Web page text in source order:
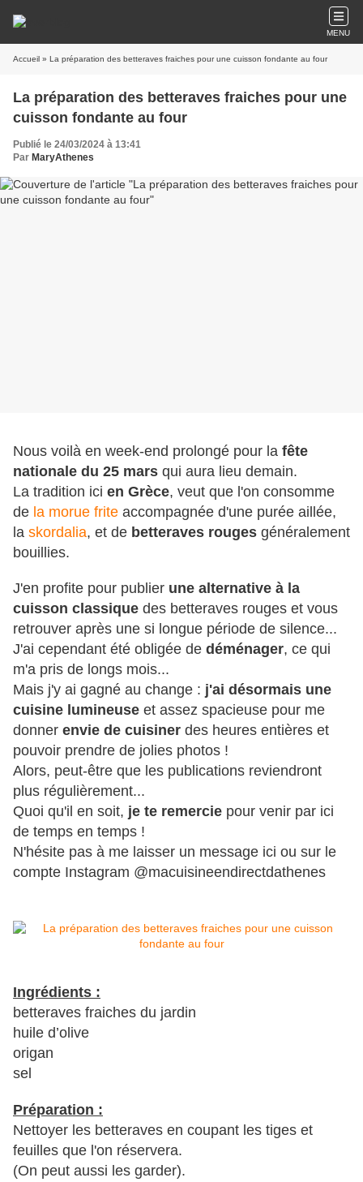
MENU
Accueil » La préparation des betteraves fraiches pour une cuisson fondante au four
La préparation des betteraves fraiches pour une
cuisson fondante au four
Publié le 24/03/2024 à 13:41
Par MaryAthenes
Nous voilà en week-end prolongé pour la fête
nationale du 25 mars qui aura lieu demain.
La tradition ici en Grèce, veut que l'on consomme
de la morue frite accompagnée d'une purée aillée,
la skordalia, et de betteraves rouges généralement
bouillies.
J'en profite pour publier une alternative à la
cuisson classique des betteraves rouges et vous
retrouver après une si longue période de silence...
J'ai cependant été obligée de déménager, ce qui
m'a pris de longs mois...
Mais j'y ai gagné au change : j'ai désormais une
cuisine lumineuse et assez spacieuse pour me
donner envie de cuisiner des heures entières et
pouvoir prendre de jolies photos !
Alors, peut-être que les publications reviendront
plus régulièrement...
Quoi qu'il en soit, je te remercie pour venir par ici
de temps en temps !
N'hésite pas à me laisser un message ici ou sur le
compte Instagram @macuisineendirectdathenes
Ingrédients :
betteraves fraiches du jardin
huile d’olive
origan
sel
Préparation :
Nettoyer les betteraves en coupant les tiges et
feuilles que l'on réservera.
(On peut aussi les garder).